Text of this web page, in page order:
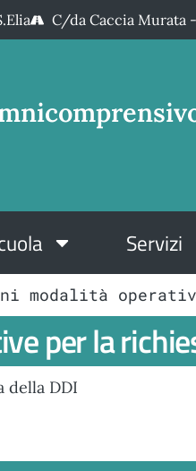
C/da Caccia Murata
Servizi
modalità
per la
della DDI